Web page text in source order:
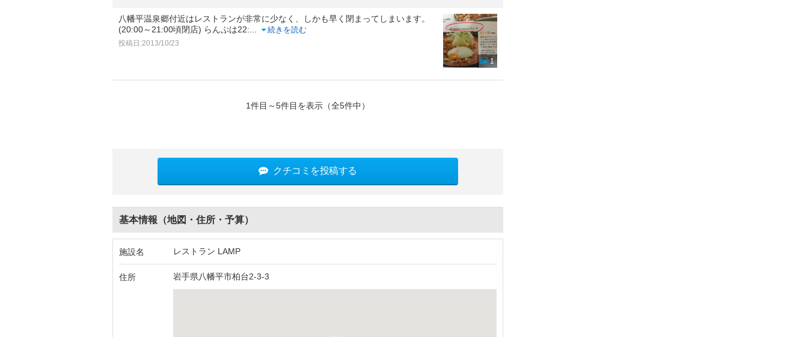
八幡平温泉郷付近はレストランが非常に少なく、しかも早く閉まってしまいます。
(20:00～21:00頃閉店) らんぷは22:
続きを読む
投稿日:2013/10/23
1
1件目～5件目を表示（全5件中）
クチコミを投稿する
基本情報（地図・住所・予算）
施設名 レストラン LAMP
住所 岩手県八幡平市柏台2-3-3